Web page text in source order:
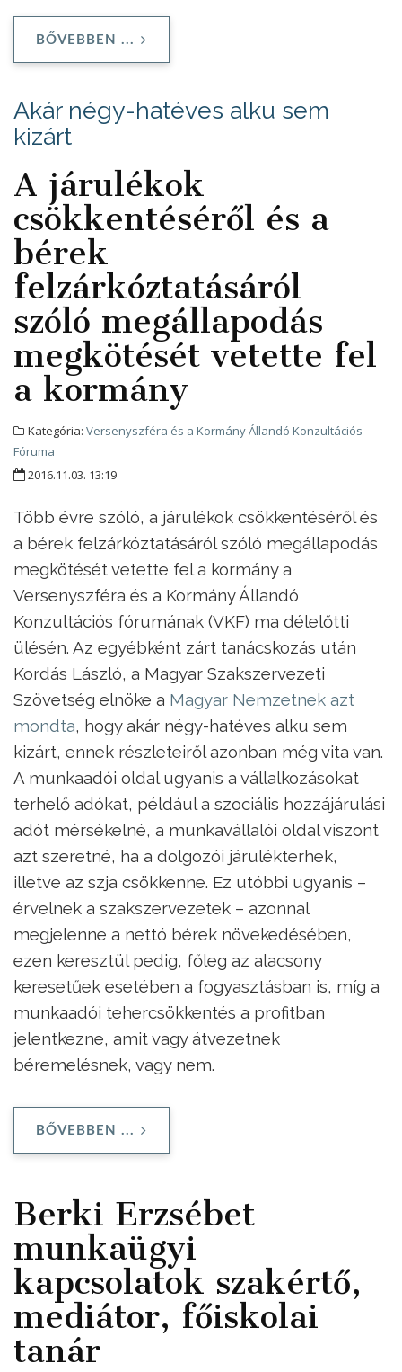
BŐVEBBEN ...
Akár négy-hatéves alku sem
kizárt
A járulékok
csökkentéséről és a
bérek
felzárkóztatásáról
szóló megállapodás
megkötését vetette fel
a kormány
Kategória: Versenyszféra és a Kormány Állandó Konzultációs
Fóruma
2016.11.03. 13:19
Több évre szóló, a járulékok csökkentéséről és
a bérek felzárkóztatásáról szóló megállapodás
megkötését vetette fel a kormány a
Versenyszféra és a Kormány Állandó
Konzultációs fórumának (VKF) ma délelőtti
ülésén. Az egyébként zárt tanácskozás után
Kordás László, a Magyar Szakszervezeti
Szövetség elnöke a Magyar Nemzetnek azt
mondta, hogy akár négy-hatéves alku sem
kizárt, ennek részleteiről azonban még vita van.
A munkaadói oldal ugyanis a vállalkozásokat
terhelő adókat, például a szociális hozzájárulási
adót mérsékelné, a munkavállalói oldal viszont
azt szeretné, ha a dolgozói járulékterhek,
illetve az szja csökkenne. Ez utóbbi ugyanis –
érvelnek a szakszervezetek – azonnal
megjelenne a nettó bérek növekedésében,
ezen keresztül pedig, főleg az alacsony
keresetűek esetében a fogyasztásban is, míg a
munkaadói tehercsökkentés a profitban
jelentkezne, amit vagy átvezetnek
béremelésnek, vagy nem.
BŐVEBBEN ...
Berki Erzsébet
munkaügyi
kapcsolatok szakértő,
mediátor, főiskolai
tanár